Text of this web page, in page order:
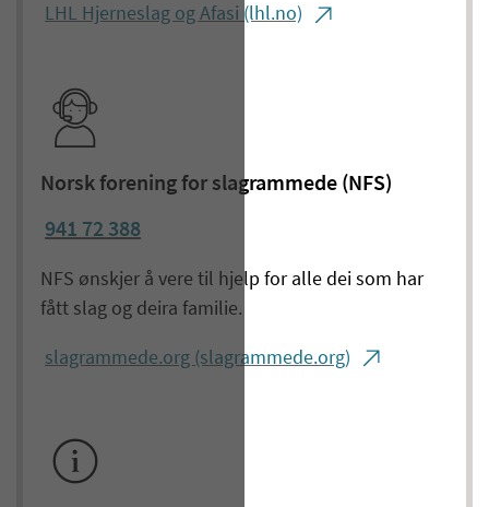
LHL Hjerneslag og Afasi (lhl.no)
Norsk forening for slagrammede (NFS)
941 72 388
NFS ønskjer å vere til hjelp for alle dei som har
fått slag og deira familie.
slagrammede.org (slagrammede.org)